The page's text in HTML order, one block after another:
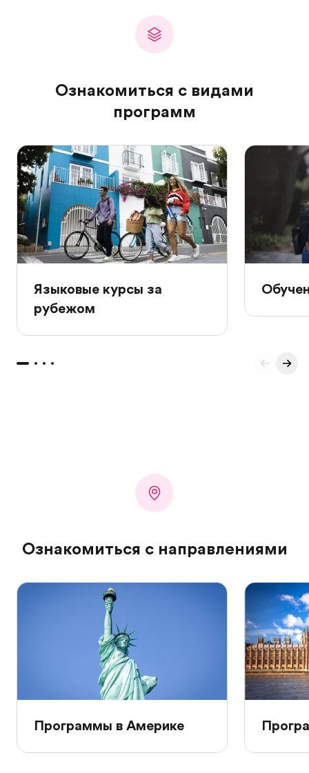
Ознакомиться с видами
программ
Языковые курсы за
рубежом
Ознакомиться с направлениями
Программы в Америке